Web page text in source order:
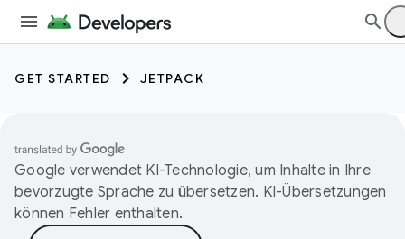
GET STARTED JETPACK
Google verwendet KI-Technologie, um Inhalte in Ihre
bevorzugte Sprache zu übersetzen. KI-Übersetzungen
können Fehler enthalten.